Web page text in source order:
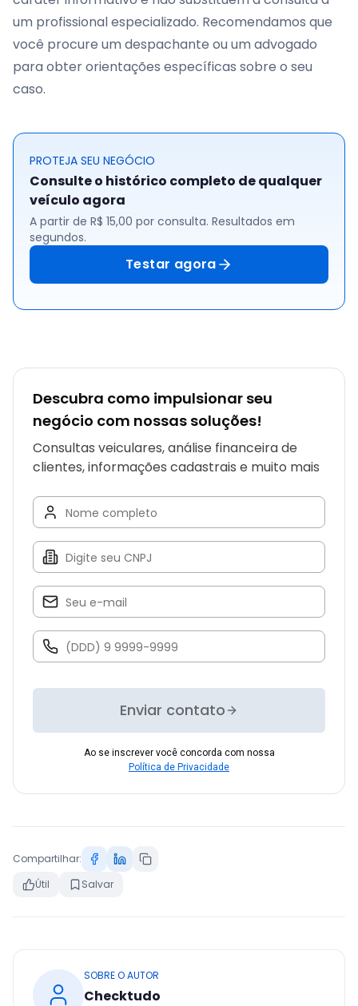
um profissional especializado. Recomendamos que
você procure um despachante ou um advogado
para obter orientações específicas sobre o seu
caso.
PROTEJA SEU NEGÓCIO
Consulte o histórico completo de qualquer
veículo agora
A partir de R$ 15,00 por consulta. Resultados em
segundos.
Testar agora
Descubra como impulsionar seu
negócio com nossas soluções!
Consultas veiculares, análise financeira de
clientes, informações cadastrais e muito mais
Enviar contato
Ao se inscrever você concorda com nossa
Política de Privacidade
Compartilhar:
Útil
Salvar
SOBRE O AUTOR
Checktudo